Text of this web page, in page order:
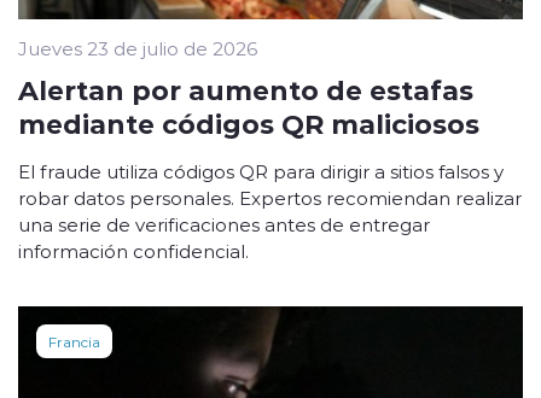
Jueves 23 de julio de 2026
Alertan por aumento de estafas
mediante códigos QR maliciosos
El fraude utiliza códigos QR para dirigir a sitios falsos y
robar datos personales. Expertos recomiendan realizar
una serie de verificaciones antes de entregar
información confidencial.
Francia